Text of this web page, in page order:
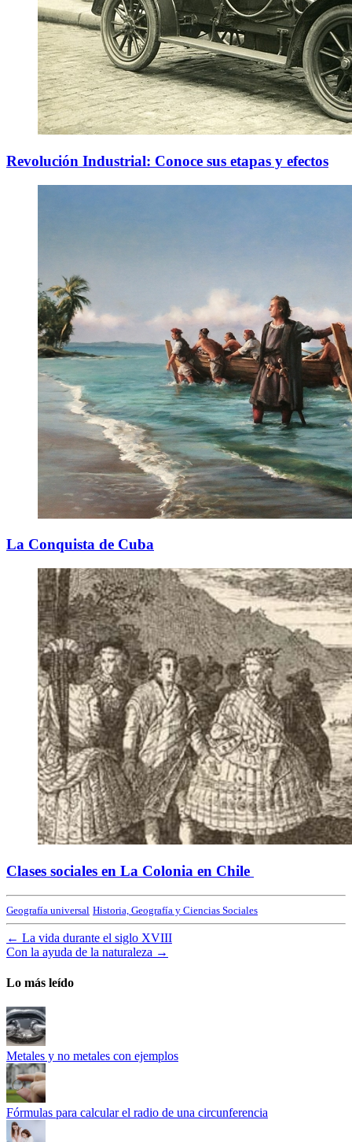
Revolución Industrial: Conoce sus etapas y efectos
La Conquista de Cuba
Clases sociales en La Colonia en Chile
Geografía universal Historia, Geografía y Ciencias Sociales
← La vida durante el siglo XVIII
Con la ayuda de la naturaleza →
Lo más leído
Metales y no metales con ejemplos
Fórmulas para calcular el radio de una circunferencia